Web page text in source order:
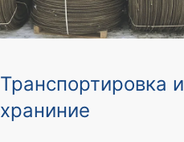
Транспортировка и
храниние